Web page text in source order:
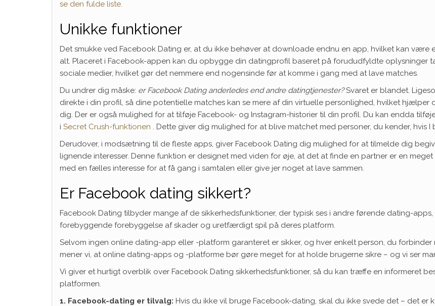
se den fulde liste.
Unikke funktioner
Det smukke ved Facebook Dating er, at du ikke behøver at downloade endnu en app, hvilket kan være
alt. Placeret i Facebook-appen kan du opbygge din datingprofil baseret på forududfyldte oplysninger
sociale medier, hvilket gør det nemmere end nogensinde før at komme i gang med at lave matches.
Du undrer dig måske: er Facebook Dating anderledes end andre datingtjenester?Svaret er blandet.
direkte i din profil, så dine potentielle matches kan se mere af din virtuelle personlighed, hvilket
dig. Der er også mulighed for at tilføje Facebook- og Instagram-historier til din profil. Du kan endda
i Secret Crush-funktionen . Dette giver dig mulighed for at blive matchet med personer, du kender, hvis
Derudover, i modsætning til de fleste apps, giver Facebook Dating dig mulighed for at tilmelde dig
lignende interesser. Denne funktion er designet med viden for øje, at det at finde en partner er en
med en fælles interesse for at få gang i samtalen eller give jer noget at lave sammen.
Er Facebook dating sikkert?
Facebook Dating tilbyder mange af de sikkerhedsfunktioner, der typisk ses i andre førende dating-
forebyggende forebyggelse af skader og uretfærdigt spil på deres platform.
Selvom ingen online dating-app eller -platform garanteret er sikker, og hver enkelt person, du
mener vi, at online dating-apps og -platforme bør gøre meget for at holde brugerne sikre – og vi ser
Vi giver et hurtigt overblik over Facebook Dating sikkerhedsfunktioner, så du kan træffe en informeret
platformen.
1. Facebook-dating er tilvalg: Hvis du ikke vil bruge Facebook-dating, skal du ikke svede det – det er